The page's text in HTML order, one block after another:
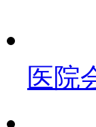
医院